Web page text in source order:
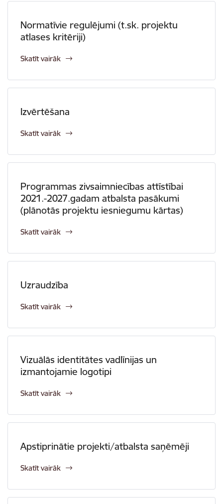
Normatīvie regulējumi (t.sk. projektu
atlases kritēriji)
Skatīt vairāk
Izvērtēšana
Skatīt vairāk
Programmas zivsaimniecības attīstībai
2021.-2027.gadam atbalsta pasākumi
(plānotās projektu iesniegumu kārtas)
Skatīt vairāk
Uzraudzība
Skatīt vairāk
Vizuālās identitātes vadlīnijas un
izmantojamie logotipi
Skatīt vairāk
Apstiprinātie projekti/atbalsta saņēmēji
Skatīt vairāk